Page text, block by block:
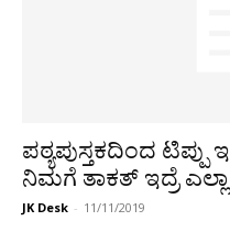
ಪಠ್ಯಪುಸ್ತಕದಿಂದ
ನಿಮಗೆ ತಾಕತ್ ಇದ್ರೆ
JK Desk - 11/11/2019